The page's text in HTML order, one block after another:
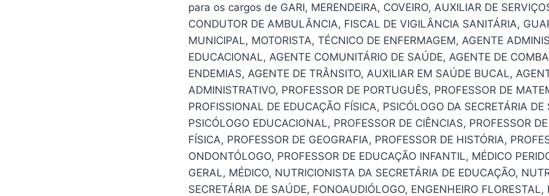
para os cargos de GARI, MERENDEIRA, COVEIRO, AUXILIAR DE
CONDUTOR DE AMBULÂNCIA, FISCAL DE VIGILÂNCIA SANITÁRIA,
MUNICIPAL, MOTORISTA, TÉCNICO DE ENFERMAGEM, AGENTE
EDUCACIONAL, AGENTE COMUNITÁRIO DE SAÚDE, AGENTE DE
ENDEMIAS, AGENTE DE TRÂNSITO, AUXILIAR EM SAÚDE BUCAL,
ADMINISTRATIVO, PROFESSOR DE PORTUGUÊS, PROFESSOR DE
PROFISSIONAL DE EDUCAÇÃO FÍSICA, PSICÓLOGO DA SECRETÁRIA DE
PSICÓLOGO EDUCACIONAL, PROFESSOR DE CIÊNCIAS, PROFESSOR
FÍSICA, PROFESSOR DE GEOGRAFIA, PROFESSOR DE HISTÓRIA,
ONDONTÓLOGO, PROFESSOR DE EDUCAÇÃO INFANTIL, MÉDICO
GERAL, MÉDICO, NUTRICIONISTA DA SECRETÁRIA DE EDUCAÇÃO,
SECRETÁRIA DE SAÚDE, FONOAUDIÓLOGO, ENGENHEIRO FLORESTAL,